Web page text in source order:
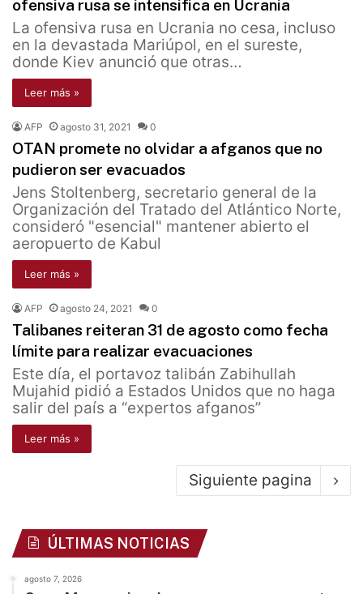
ofensiva rusa se intensifica en Ucrania
La ofensiva rusa en Ucrania no cesa, incluso
en la devastada Mariúpol, en el sureste,
donde Kiev anunció que otras…
Leer más »
AFP agosto 31, 2021 0
OTAN promete no olvidar a afganos que no
pudieron ser evacuados
Jens Stoltenberg, secretario general de la
Organización del Tratado del Atlántico Norte,
consideró "esencial" mantener abierto el
aeropuerto de Kabul
Leer más »
AFP agosto 24, 2021 0
Talibanes reiteran 31 de agosto como fecha
límite para realizar evacuaciones
Este día, el portavoz talibán Zabihullah
Mujahid pidió a Estados Unidos que no haga
salir del país a “expertos afganos”
Leer más »
Siguiente pagina
ÚLTIMAS NOTICIAS
agosto 7, 2026